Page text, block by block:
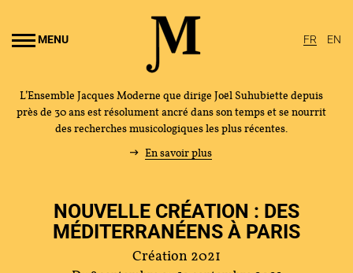
MENU FR EN
L’Ensemble Jacques Moderne que dirige Joël Suhubiette depuis
près de 30 ans est résolument ancré dans son temps et se nourrit
des recherches musicologiques les plus récentes.
En savoir plus
NOUVELLE CRÉATION : DES
MÉDITERRANÉENS À PARIS
Création 2021